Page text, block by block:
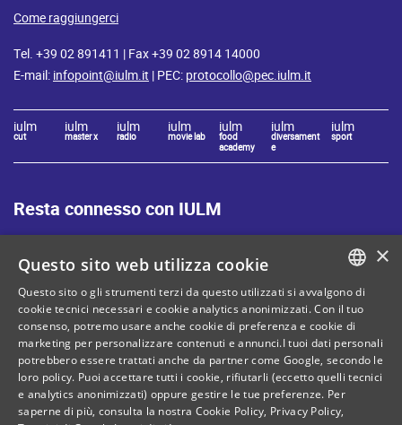
Come raggiungerci
Tel. +39 02 891411 | Fax +39 02 8914 14000
E-mail: infopoint@iulm.it | PEC: protocollo@pec.iulm.it
iulm
cut
iulm
master x
iulm
radio
iulm
movie lab
iulm
food
academy
iulm
diversament
e
iulm
sport
Resta connesso con IULM
Mappa del sito
Privacy policy
Cookie Policy
Note legali
Contatti
ITALIAN
ENGLISH
×
Questo sito web utilizza cookie
Questo sito o gli strumenti terzi da questo utilizzati si avvalgono di
cookie tecnici necessari e cookie analytics anonimizzati. Con il tuo
consenso, potremo usare anche cookie di preferenza e cookie di
marketing per personalizzare contenuti e annunci.I tuoi dati personali
potrebbero essere trattati anche da partner come Google, secondo le
loro policy. Puoi accettare tutti i cookie, rifiutarli (eccetto quelli tecnici
e analytics anonimizzati) oppure gestire le tue preferenze. Per
saperne di più, consulta la nostra Cookie Policy, Privacy Policy,